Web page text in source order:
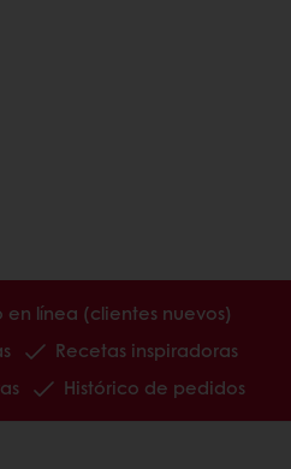
en línea (clientes nuevos)
Recetas inspiradoras
Histórico de pedidos